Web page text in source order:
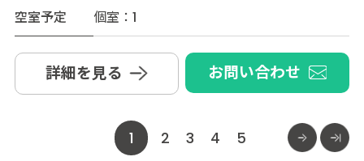
空室予定
個室：1
詳細を見る お問い合わせ
1 2 3 4 5